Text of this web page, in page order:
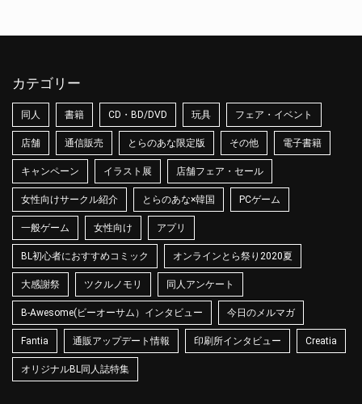
カテゴリー
同人 書籍 CD・BD/DVD 玩具 フェア・イベント
店舗 通信販売 とらのあな限定版 その他 電子書籍
キャンペーン イラスト展 店舗フェア・セール
女性向けサークル紹介 とらのあな×韓国 PCゲーム
一般ゲーム 女性向け アプリ
BL初心者におすすめコミック オンラインとら祭り2020夏
大感謝祭 ツクルノモリ 同人アンケート
B-Awesome(ビーオーサム）インタビュー 今日のメルマガ
Fantia 通販アップデート情報 印刷所インタビュー Creatia
オリジナルBL同人誌特集